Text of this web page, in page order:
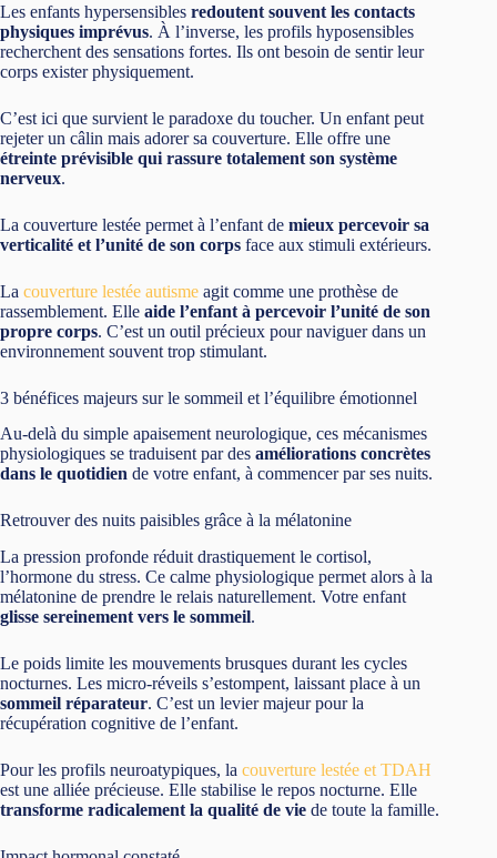
Les enfants hypersensibles redoutent souvent les contacts
physiques imprévus. À l’inverse, les profils hyposensibles
recherchent des sensations fortes. Ils ont besoin de sentir leur
corps exister physiquement.
C’est ici que survient le paradoxe du toucher. Un enfant peut
rejeter un câlin mais adorer sa couverture. Elle offre une
étreinte prévisible qui rassure totalement son système
nerveux.
La couverture lestée permet à l’enfant de mieux percevoir sa
verticalité et l’unité de son corps face aux stimuli extérieurs.
La couverture lestée autisme agit comme une prothèse de
rassemblement. Elle aide l’enfant à percevoir l’unité de son
propre corps. C’est un outil précieux pour naviguer dans un
environnement souvent trop stimulant.
3 bénéfices majeurs sur le sommeil et l’équilibre émotionnel
Au-delà du simple apaisement neurologique, ces mécanismes
physiologiques se traduisent par des améliorations concrètes
dans le quotidien de votre enfant, à commencer par ses nuits.
Retrouver des nuits paisibles grâce à la mélatonine
La pression profonde réduit drastiquement le cortisol,
l’hormone du stress. Ce calme physiologique permet alors à la
mélatonine de prendre le relais naturellement. Votre enfant
glisse sereinement vers le sommeil.
Le poids limite les mouvements brusques durant les cycles
nocturnes. Les micro-réveils s’estompent, laissant place à un
sommeil réparateur. C’est un levier majeur pour la
récupération cognitive de l’enfant.
Pour les profils neuroatypiques, la couverture lestée et TDAH
est une alliée précieuse. Elle stabilise le repos nocturne. Elle
transforme radicalement la qualité de vie de toute la famille.